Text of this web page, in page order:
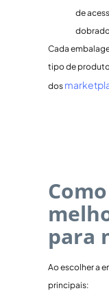
de
Cada
tipo de
dos
para
Ao escolher a
principais: